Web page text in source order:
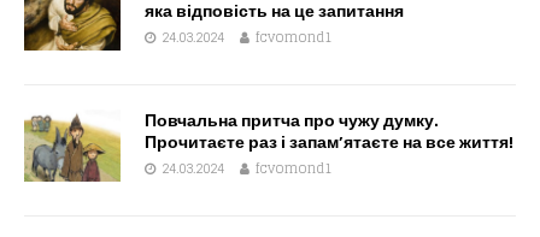
яка відповість на це запитання
24.03.2024 fcvomond1
Повчальна притча про чужу думку.
Прочитаєте раз і запам’ятаєте на все життя!
24.03.2024 fcvomond1